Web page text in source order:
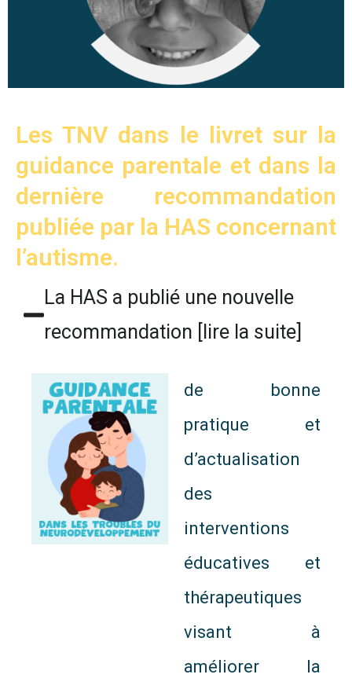
Les TNV dans le livret sur la
guidance parentale et dans la
dernière recommandation
publiée par la HAS concernant
l’autisme.
La HAS a publié une nouvelle
recommandation [lire la suite]
de bonne
pratique et
d’actualisation
des
interventions
éducatives et
thérapeutiques
visant à
améliorer la